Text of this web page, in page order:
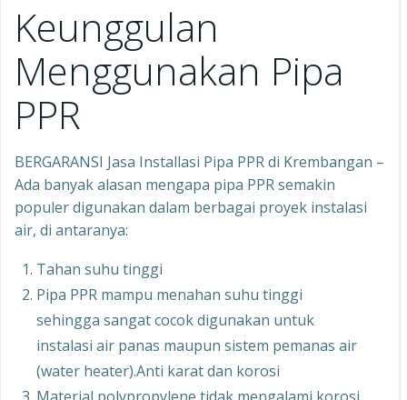
Keunggulan
Menggunakan Pipa
PPR
BERGARANSI Jasa Installasi Pipa PPR di Krembangan –
Ada banyak alasan mengapa pipa PPR semakin
populer digunakan dalam berbagai proyek instalasi
air, di antaranya:
Tahan suhu tinggi
Pipa PPR mampu menahan suhu tinggi
sehingga sangat cocok digunakan untuk
instalasi air panas maupun sistem pemanas air
(water heater).Anti karat dan korosi